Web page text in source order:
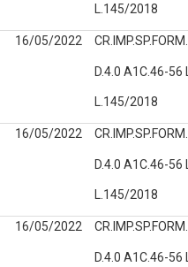
L.145/2018
16/05/2022
D.4.0 A1C.46-
L.145/2018
16/05/2022
D.4.0 A1C.46-
L.145/2018
16/05/2022
D.4.0 A1C.46-